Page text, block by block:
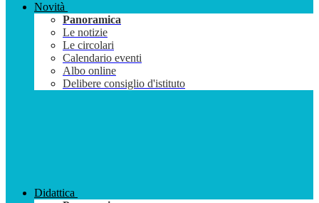
Novità
Panoramica
Le notizie
Le circolari
Calendario eventi
Albo online
Delibere consiglio d'istituto
Didattica